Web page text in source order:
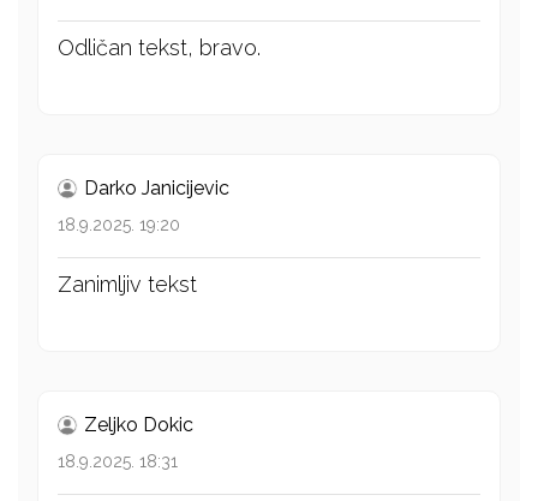
Odličan tekst, bravo.
Darko Janicijevic
18.9.2025. 19:20
Zanimljiv tekst
Zeljko Dokic
18.9.2025. 18:31